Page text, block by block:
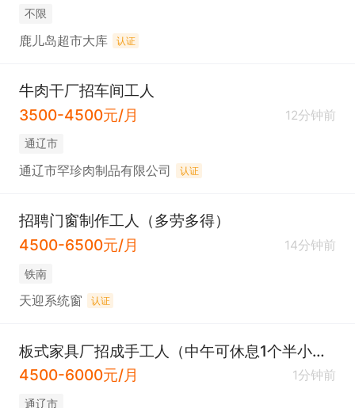
不限
鹿儿岛超市大库 认证
牛肉干厂招车间工人
3500-4500元/月
12分钟前
通辽市
通辽市罕珍肉制品有限公司 认证
招聘门窗制作工人（多劳多得）
4500-6500元/月
14分钟前
铁南
天迎系统窗 认证
板式家具厂招成手工人（中午可休息1个半小时）
4500-6000元/月
1分钟前
通辽市